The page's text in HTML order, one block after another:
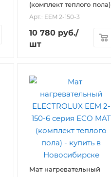
(комплект теплого пола)
Арт.: EEM 2-150-3
10 780 руб./
шт
Мат нагревательный